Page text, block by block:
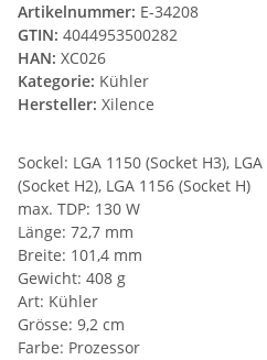
Artikelnummer: E-34208
GTIN: 4044953500282
HAN: XC026
Kategorie: Kühler
Hersteller: Xilence
Sockel: LGA 1150 (Socket H3),
(Socket H2), LGA 1156 (Socket H)
max. TDP: 130 W
Länge: 72,7 mm
Breite: 101,4 mm
Gewicht: 408 g
Art: Kühler
Grösse: 9,2 cm
Farbe: Prozessor